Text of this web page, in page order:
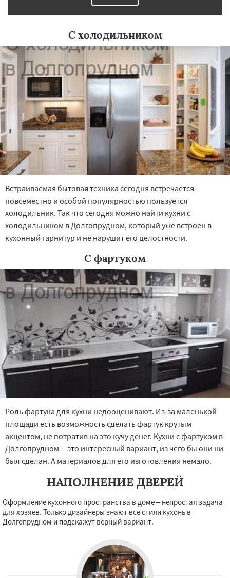
С холодильником
Встраиваемая бытовая техника сегодня встречается
повсеместно и особой популярностью пользуется
холодильник. Так что сегодня можно найти кухни с
холодильником в Долгопрудном, который уже встроен в
кухонный гарнитур и не нарушит его целостности.
С фартуком
Роль фартука для кухни недооценивают. Из-за маленькой
площади есть возможность сделать фартук крутым
акцентом, не потратив на это кучу денег. Кухни с фартуком в
Долгопрудном -- это интересный вариант, из чего бы они ни
был сделан. А материалов для его изготовления немало.
НАПОЛНЕНИЕ ДВЕРЕЙ
Оформление кухонного пространства в доме – непростая задача
для хозяев. Только дизайнеры знают все стили кухонь в
Долгопрудном и подскажут верный вариант.